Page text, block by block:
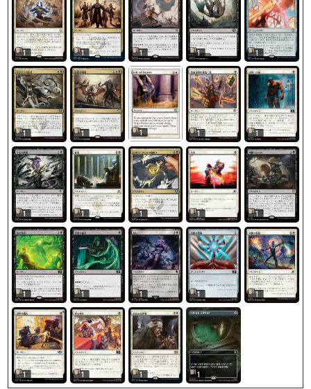
1 1 1 1 1
1 1 1 1 1
1 1 1 1 1
1 1 1 1 1
1 1 1 1